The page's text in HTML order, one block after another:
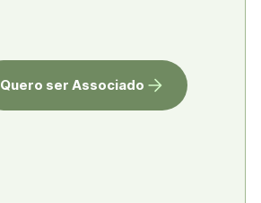
Quero ser Associado